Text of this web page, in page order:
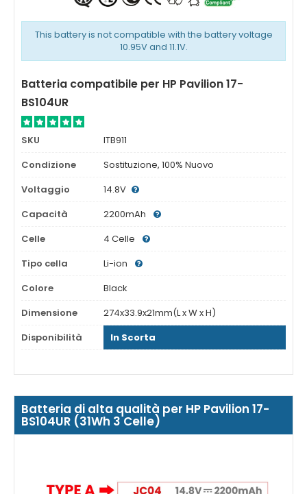
This battery is not compatible with the battery voltage
10.95V and 11.1V.
Batteria compatibile per HP Pavilion 17-
BS104UR
SKU
ITB911
Condizione
Sostituzione, 100% Nuovo
Voltaggio
14.8V
Capacità
2200mAh
Celle
4 Celle
Tipo cella
Li-ion
Colore
Black
Dimensione
274x33.9x21mm(L x W x H)
Disponibilità
In Scorta
Batteria di alta qualità per HP Pavilion 17-
BS104UR (31Wh 3 Celle)